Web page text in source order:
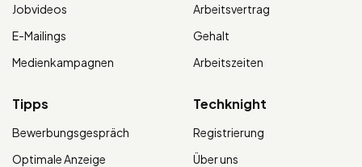
Jobvideos
E-Mailings
Medienkampagnen
Arbeitsvertrag
Gehalt
Arbeitszeiten
Tipps
Bewerbungsgespräch
Optimale Anzeige
Techknight
Registrierung
Über uns